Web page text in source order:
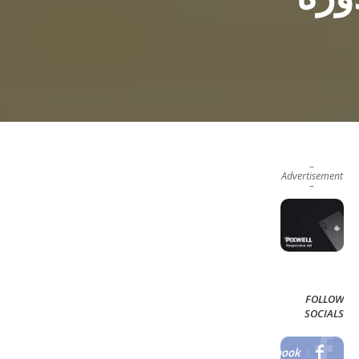
–
Advertisement
–
FOLLOW
SOCIALS
Facebook